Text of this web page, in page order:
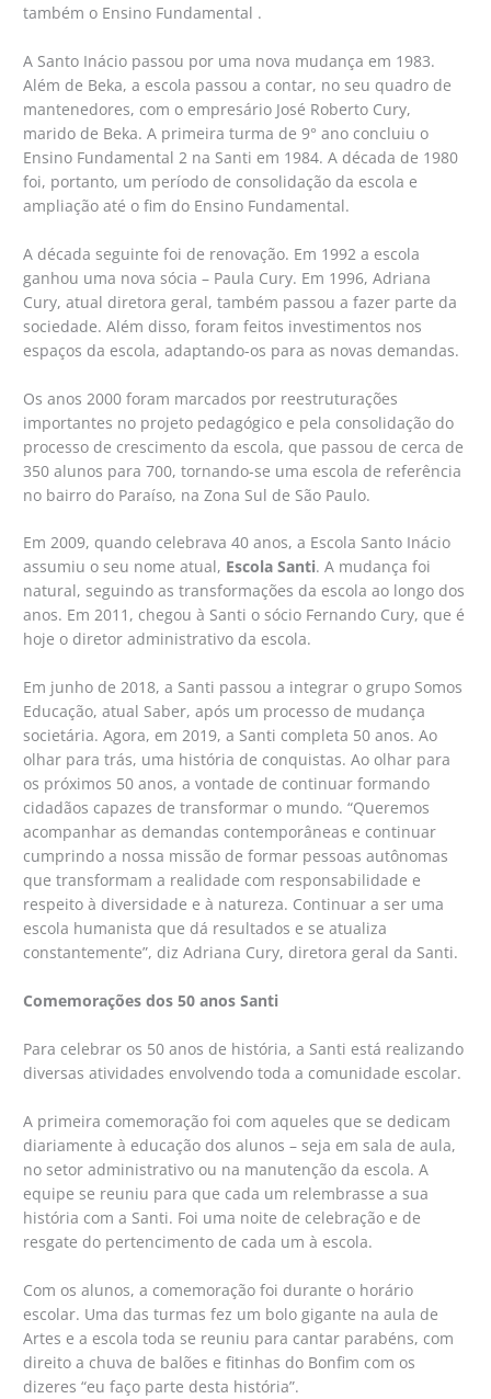
também o Ensino Fundamental .
A Santo Inácio passou por uma nova mudança em 1983.
Além de Beka, a escola passou a contar, no seu quadro de
mantenedores, com o empresário José Roberto Cury,
marido de Beka. A primeira turma de 9° ano concluiu o
Ensino Fundamental 2 na Santi em 1984. A década de 1980
foi, portanto, um período de consolidação da escola e
ampliação até o fim do Ensino Fundamental.
A década seguinte foi de renovação. Em 1992 a escola
ganhou uma nova sócia – Paula Cury. Em 1996, Adriana
Cury, atual diretora geral, também passou a fazer parte da
sociedade. Além disso, foram feitos investimentos nos
espaços da escola, adaptando-os para as novas demandas.
Os anos 2000 foram marcados por reestruturações
importantes no projeto pedagógico e pela consolidação do
processo de crescimento da escola, que passou de cerca de
350 alunos para 700, tornando-se uma escola de referência
no bairro do Paraíso, na Zona Sul de São Paulo.
Em 2009, quando celebrava 40 anos, a Escola Santo Inácio
assumiu o seu nome atual, Escola Santi. A mudança foi
natural, seguindo as transformações da escola ao longo dos
anos. Em 2011, chegou à Santi o sócio Fernando Cury, que é
hoje o diretor administrativo da escola.
Em junho de 2018, a Santi passou a integrar o grupo Somos
Educação, atual Saber, após um processo de mudança
societária. Agora, em 2019, a Santi completa 50 anos. Ao
olhar para trás, uma história de conquistas. Ao olhar para
os próximos 50 anos, a vontade de continuar formando
cidadãos capazes de transformar o mundo. “Queremos
acompanhar as demandas contemporâneas e continuar
cumprindo a nossa missão de formar pessoas autônomas
que transformam a realidade com responsabilidade e
respeito à diversidade e à natureza. Continuar a ser uma
escola humanista que dá resultados e se atualiza
constantemente”, diz Adriana Cury, diretora geral da Santi.
Comemorações dos 50 anos Santi
Para celebrar os 50 anos de história, a Santi está realizando
diversas atividades envolvendo toda a comunidade escolar.
A primeira comemoração foi com aqueles que se dedicam
diariamente à educação dos alunos – seja em sala de aula,
no setor administrativo ou na manutenção da escola. A
equipe se reuniu para que cada um relembrasse a sua
história com a Santi. Foi uma noite de celebração e de
resgate do pertencimento de cada um à escola.
Com os alunos, a comemoração foi durante o horário
escolar. Uma das turmas fez um bolo gigante na aula de
Artes e a escola toda se reuniu para cantar parabéns, com
direito a chuva de balões e fitinhas do Bonfim com os
dizeres “eu faço parte desta história”.